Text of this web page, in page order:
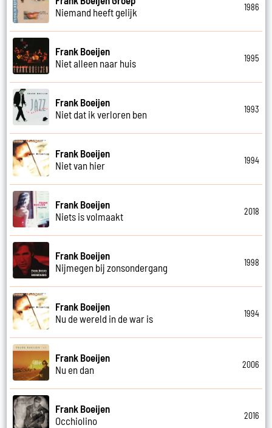
Niemand heeft gelijk
1986
Frank Boeijen
Niet alleen naar huis
1995
Frank Boeijen
Niet dat ik verloren ben
1993
Frank Boeijen
Niet van hier
1994
Frank Boeijen
Niets is volmaakt
2018
Frank Boeijen
Nijmegen bij zonsondergang
1998
Frank Boeijen
Nu de wereld in de war is
1994
Frank Boeijen
Nu en dan
2006
Frank Boeijen
Occhiolino
2016